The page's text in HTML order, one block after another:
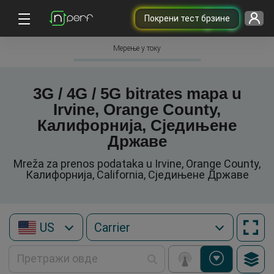
Покрени тест брзине
Мерење у току
3G / 4G / 5G bitrates mapa u
Irvine, Orange County,
Калифорнија, Сједињене
Државе
Mreža za prenos podataka u Irvine, Orange County,
Калифорнија, California, Сједињене Државе
US